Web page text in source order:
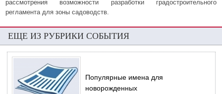
рассмотрения возможности разработки градостроительного
регламента для зоны садоводств.
ЕЩЕ ИЗ РУБРИКИ СОБЫТИЯ
Популярные имена для
новорожденных